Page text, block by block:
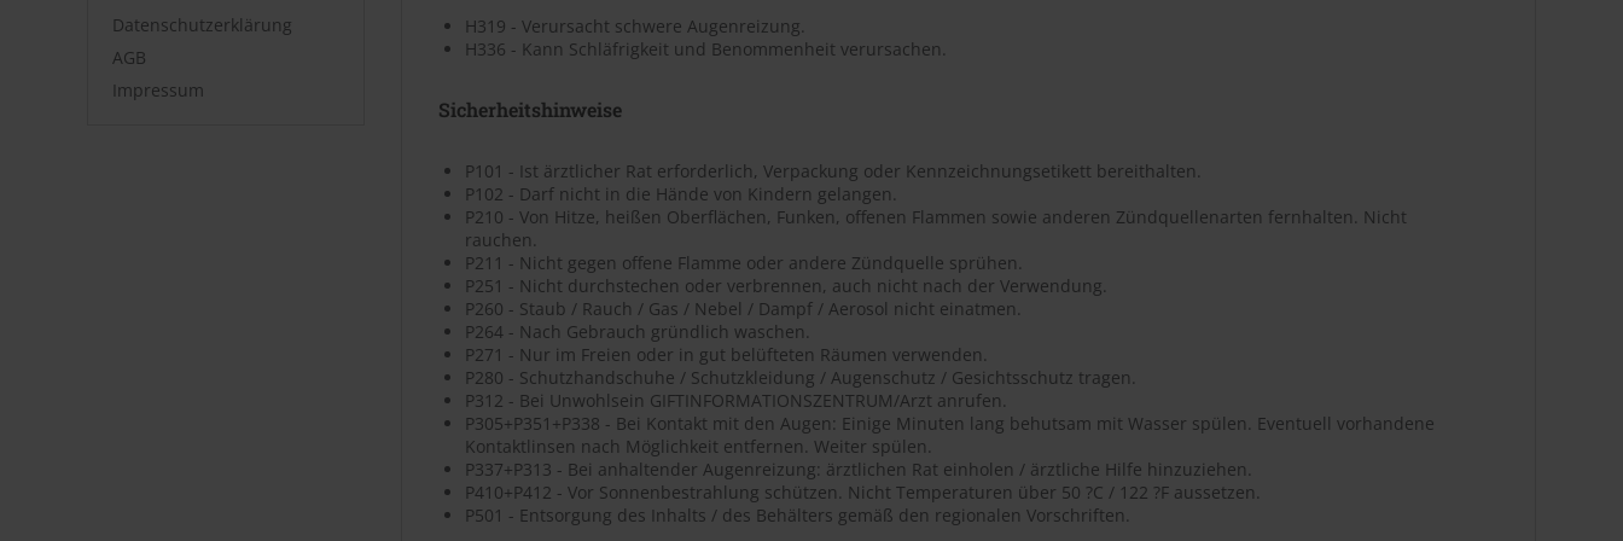
Datenschutzerklärung
AGB
Impressum
H319 - Verursacht schwere Augenreizung.
H336 - Kann Schläfrigkeit und Benommenheit verursachen.
Sicherheitshinweise
P101 - Ist ärztlicher Rat erforderlich, Verpackung oder Kennzeichnungsetikett bereithalten.
P102 - Darf nicht in die Hände von Kindern gelangen.
P210 - Von Hitze, heißen Oberflächen, Funken, offenen Flammen sowie anderen Zündquellenarten fernhalten. Nicht
rauchen.
P211 - Nicht gegen offene Flamme oder andere Zündquelle sprühen.
P251 - Nicht durchstechen oder verbrennen, auch nicht nach der Verwendung.
P260 - Staub / Rauch / Gas / Nebel / Dampf / Aerosol nicht einatmen.
P264 - Nach Gebrauch gründlich waschen.
P271 - Nur im Freien oder in gut belüfteten Räumen verwenden.
P280 - Schutzhandschuhe / Schutzkleidung / Augenschutz / Gesichtsschutz tragen.
P312 - Bei Unwohlsein GIFTINFORMATIONSZENTRUM/Arzt anrufen.
P305+P351+P338 - Bei Kontakt mit den Augen: Einige Minuten lang behutsam mit Wasser spülen. Eventuell vorhandene
Kontaktlinsen nach Möglichkeit entfernen. Weiter spülen.
P337+P313 - Bei anhaltender Augenreizung: ärztlichen Rat einholen / ärztliche Hilfe hinzuziehen.
P410+P412 - Vor Sonnenbestrahlung schützen. Nicht Temperaturen über 50 ?C / 122 ?F aussetzen.
P501 - Entsorgung des Inhalts / des Behälters gemäß den regionalen Vorschriften.